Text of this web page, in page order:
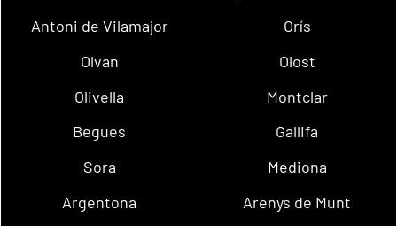
Antoni de Vilamajor
Orís
Olvan
Olost
Olivella
Montclar
Begues
Gallifa
Sora
Mediona
Argentona
Arenys de Munt